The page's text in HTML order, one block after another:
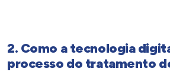
2. Como a tecnologia
processo do tratamento